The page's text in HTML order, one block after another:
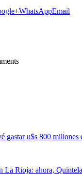
WhatsAppEmail
gastar u$s 800
Rioja: ahora,